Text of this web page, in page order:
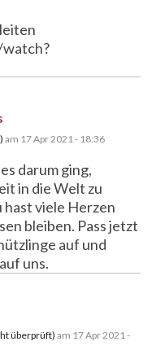
am 17 Apr 2021 - 18:36
darum ging,
in die Welt zu
viele Herzen
bleiben. Pass jetzt
auf und
uns.
überprüft) am 17 Apr 2021 -